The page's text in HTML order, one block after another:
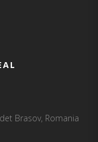
Brasov, Romania